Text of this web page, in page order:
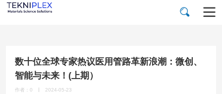
数十位全球专家热议医用管路革新浪潮：微创、
智能与未来！(上期）
作者：0 2024-05-23